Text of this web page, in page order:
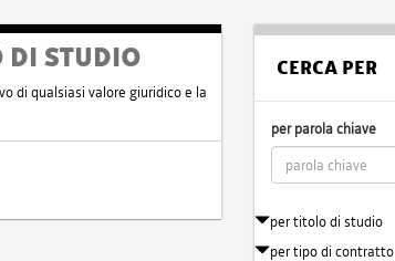
DI STUDIO
di qualsiasi valore giuridico e la
CERCA PER
per parola chiave
per titolo di studio
per tipo di contratto